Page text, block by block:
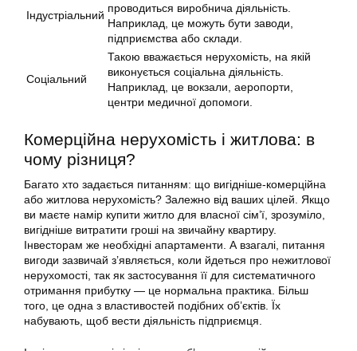
Індустріальний
проводиться виробнича діяльність.
Наприклад, це можуть бути заводи,
підприємства або склади.
Соціальний
Такою вважається нерухомість, на якій
виконується соціальна діяльність.
Наприклад, це вокзали, аеропорти,
центри медичної допомоги.
Комерційна нерухомість і житлова: в
чому різниця?
Багато хто задається питанням: що вигідніше-комерційна
або житлова нерухомість? Залежно від ваших цілей. Якщо
ви маєте намір купити житло для власної сім’ї, зрозуміло,
вигідніше витратити гроші на звичайну квартиру.
Інвесторам же необхідні апартаменти. А взагалі, питання
вигоди зазвичай з’являється, коли йдеться про нежитлової
нерухомості, так як застосування її для систематичного
отримання прибутку — це нормальна практика. Більш
того, це одна з властивостей подібних об’єктів. Їх
набувають, щоб вести діяльність підприємця.